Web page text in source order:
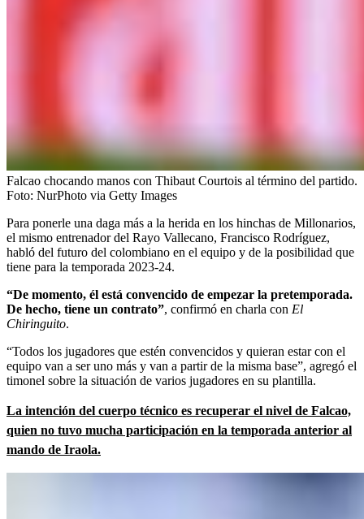
Falcao chocando manos con Thibaut Courtois al término del partido.
Foto: NurPhoto via Getty Images
Para ponerle una daga más a la herida en los hinchas de Millonarios,
el mismo entrenador del Rayo Vallecano, Francisco Rodríguez,
habló del futuro del colombiano en el equipo y de la posibilidad que
tiene para la temporada 2023-24.
“De momento, él está convencido de empezar la pretemporada.
De hecho, tiene un contrato”, confirmó en charla con El
Chiringuito.
“Todos los jugadores que estén convencidos y quieran estar con el
equipo van a ser uno más y van a partir de la misma base”, agregó el
timonel sobre la situación de varios jugadores en su plantilla.
La intención del cuerpo técnico es recuperar el nivel de Falcao,
quien no tuvo mucha participación en la temporada anterior al
mando de Iraola.